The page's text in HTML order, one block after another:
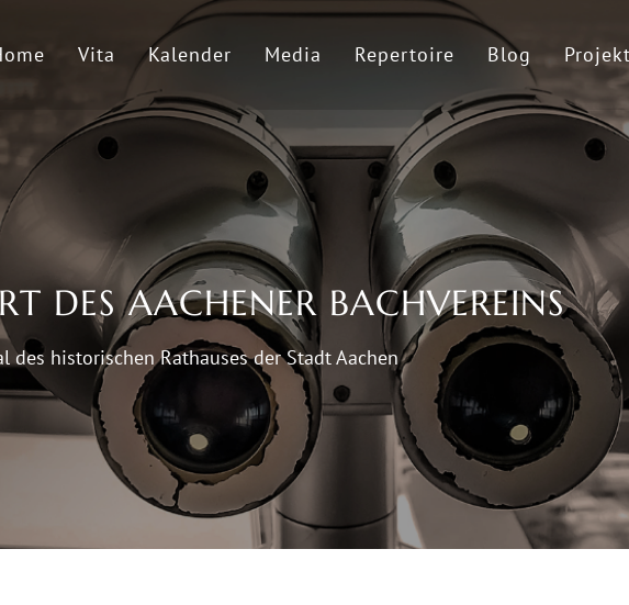
Vita Kalender Media Repertoire Blog
DES AACHENER BACHVEREINS
des historischen Rathauses der Stadt Aachen